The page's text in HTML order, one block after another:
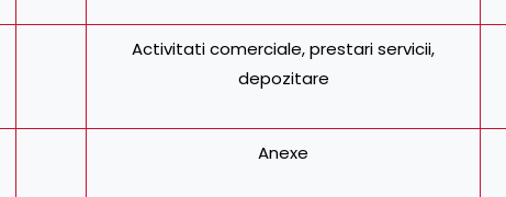
Activitati comerciale, prestari servicii,
depozitare
Anexe